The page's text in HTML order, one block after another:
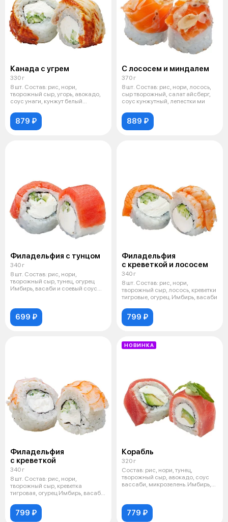
Канада с угрем
330 г
8 шт. Состав: рис, нори,
творожный сыр, угорь, авокадо,
соус унаги, кунжут белый
879 ₽
С лососем и миндалем
370 г
8 шт. Состав: рис, нори, лосось,
сыр творожный, салат айсберг,
соус кунжутный, лепестки ми
889 ₽
Филадельфия с тунцом
340 г
8 шт. Состав: рис, нори,
творожный сыр, тунец, огурец
Имбирь, васаби и соевый соус
699 ₽
Филадельфия
с креветкой и лососем
340 г
8 шт. Состав: рис, нори,
творожный сыр, лосось, креветки
тигровые, огурец. Имбирь, васаби
799 ₽
Филадельфия
с креветкой
340 г
8 шт. Состав: рис, нори,
творожный сыр, креветка
тигровая, огурец Имбирь, васаби
799 ₽
НОВИНКА
Корабль
320 г
Состав: рис, нори, тунец,
творожный сыр, авокадо, соус
вассаби, микрозелень. Имбирь,
779 ₽